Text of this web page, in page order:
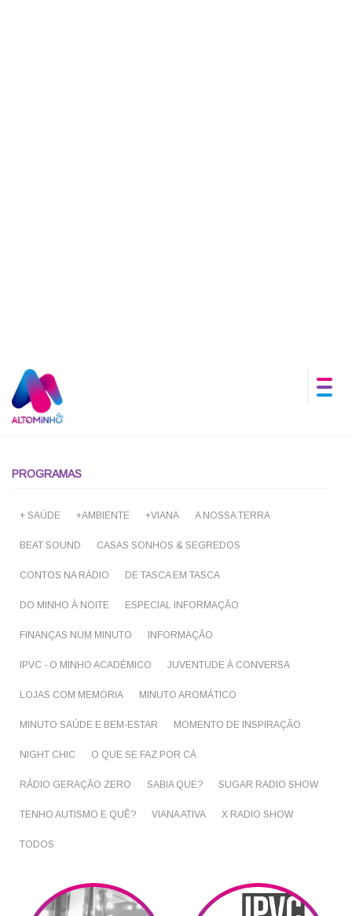
PROGRAMAS
+ SAÚDE +AMBIENTE +VIANA A NOSSA TERRA
BEAT SOUND CASAS SONHOS & SEGREDOS
CONTOS NA RÁDIO DE TASCA EM TASCA
DO MINHO À NOITE ESPECIAL INFORMAÇÃO
FINANÇAS NUM MINUTO INFORMAÇÃO
IPVC - O MINHO ACADÉMICO JUVENTUDE À CONVERSA
LOJAS COM MEMÓRIA MINUTO AROMÁTICO
MINUTO SAÚDE E BEM-ESTAR MOMENTO DE INSPIRAÇÃO
NIGHT CHIC O QUE SE FAZ POR CÁ
RÁDIO GERAÇÃO ZERO SABIA QUE? SUGAR RADIO SHOW
TENHO AUTISMO E QUÊ? VIANA ATIVA X RADIO SHOW
TODOS